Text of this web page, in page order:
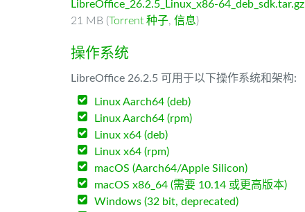
LibreOffice_26.2.5_Linux_x86-64_deb_sdk.tar.gz
21 MB (Torrent 种子, 信息)
操作系统
LibreOffice 26.2.5 可用于以下操作系统和架构:
Linux Aarch64 (deb)
Linux Aarch64 (rpm)
Linux x64 (deb)
Linux x64 (rpm)
macOS (Aarch64/Apple Silicon)
macOS x86_64 (需要 10.14 或更高版本)
Windows (32 bit, deprecated)